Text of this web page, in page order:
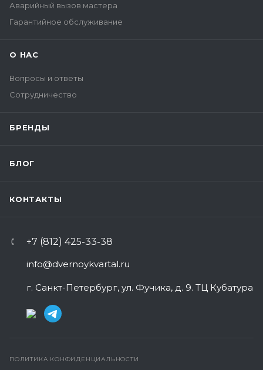
Аварийный вызов мастера
Гарантийное обслуживание
О НАС
Вопросы и ответы
Сотрудничество
БРЕНДЫ
БЛОГ
КОНТАКТЫ
+7 (812) 425-33-38
info@dvernoykvartal.ru
г. Санкт-Петербург, ул. Фучика, д. 9. ТЦ Кубатура
ПОЛИТИКА КОНФИДЕНЦИАЛЬНОСТИ